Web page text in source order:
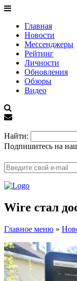
Главная
Новости
Мессенджеры
Рейтинг
Личности
Обновления
Обзоры
Видео
Найти:
Подпишитесь на
Wire стал
Главное меню »